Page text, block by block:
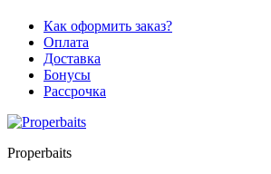
Как оформить заказ?
Оплата
Доставка
Бонусы
Рассрочка
Properbaits